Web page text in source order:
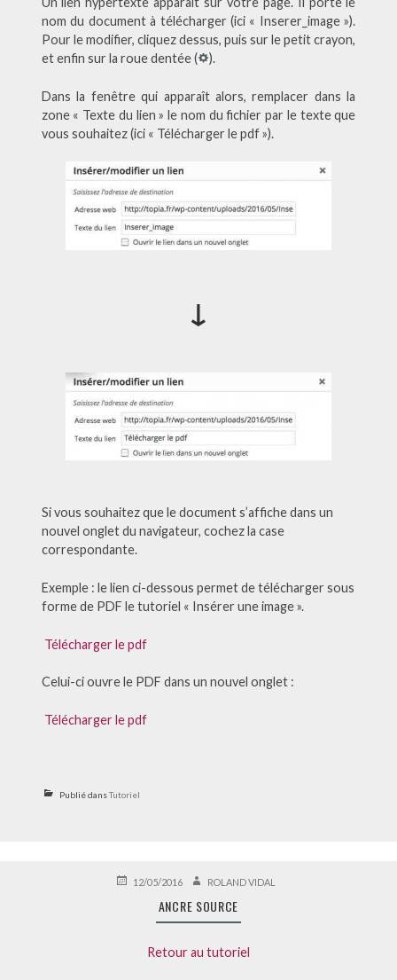
nom du document à télécharger (ici « Inserer_image »).
Pour le modifier, cliquez dessus, puis sur le petit crayon,
et enfin sur la roue dentée (
).
Dans la fenêtre qui apparaît alors, remplacer dans la
zone « Texte du lien » le nom du fichier par le texte que
vous souhaitez (ici « Télécharger le pdf »).
↓
Si vous souhaitez que le document s’affiche dans un
nouvel onglet du navigateur, cochez la case
correspondante.
Exemple : le lien ci-dessous permet de télécharger sous
forme de PDF le tutoriel « Insérer une image ».
Télécharger le pdf
Celui-ci ouvre le PDF dans un nouvel onglet :
Télécharger le pdf
Publié dansTutoriel
PUBLIÉ12/05/2016 AUTEURROLAND VIDAL
ANCRE SOURCE
Retour au tutoriel